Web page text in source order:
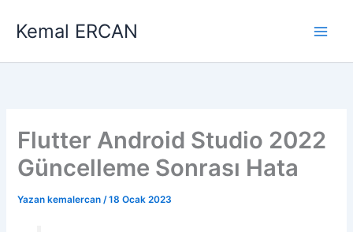
atlaKemal ERCAN
Flutter Android Studio 2022
Güncelleme Sonrası Hata
Yazan kemalercan/18 Ocak 2023